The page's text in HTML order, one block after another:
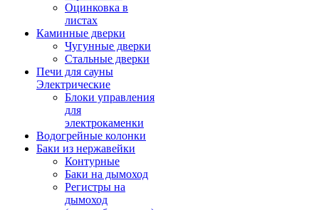
Оцинковка в
листах
Каминные дверки
Чугунные дверки
Стальные дверки
Печи для сауны
Электрические
Блоки управления
для
электрокаменки
Водогрейные колонки
Баки из нержавейки
Контурные
Баки на дымоход
Регистры на
дымоход